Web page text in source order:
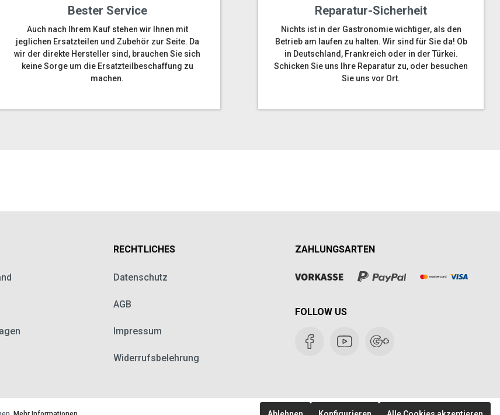
Bester Service
Auch nach Ihrem Kauf stehen wir Ihnen mit
jeglichen Ersatzteilen und Zubehör zur Seite. Da
wir der direkte Hersteller sind, brauchen Sie sich
keine Sorge um die Ersatzteilbeschaffung zu
machen.
Reparatur-Sicherheit
Nichts ist in der Gastronomie wichtiger, als den
Betrieb am laufen zu halten. Wir sind für Sie da! Ob
in Deutschland, Frankreich oder in der Türkei.
Schicken Sie uns Ihre Reparatur zu, oder besuchen
Sie uns vor Ort.
RECHTLICHES
Datenschutz
AGB
Impressum
Widerrufsbelehrung
ZAHLUNGSARTEN
FOLLOW US